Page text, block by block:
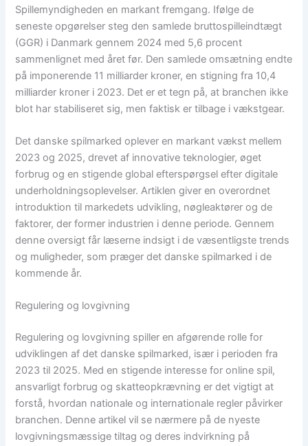
Spillemyndigheden en markant fremgang. Ifølge de
seneste opgørelser steg den samlede bruttospilleindtægt
(GGR) i Danmark gennem 2024 med 5,6 procent
sammenlignet med året før. Den samlede omsætning endte
på imponerende 11 milliarder kroner, en stigning fra 10,4
milliarder kroner i 2023. Det er et tegn på, at branchen ikke
blot har stabiliseret sig, men faktisk er tilbage i vækstgear.
Det danske spilmarked oplever en markant vækst mellem
2023 og 2025, drevet af innovative teknologier, øget
forbrug og en stigende global efterspørgsel efter digitale
underholdningsoplevelser. Artiklen giver en overordnet
introduktion til markedets udvikling, nøgleaktører og de
faktorer, der former industrien i denne periode. Gennem
denne oversigt får læserne indsigt i de væsentligste trends
og muligheder, som præger det danske spilmarked i de
kommende år.
Regulering og lovgivning
Regulering og lovgivning spiller en afgørende rolle for
udviklingen af det danske spilmarked, især i perioden fra
2023 til 2025. Med en stigende interesse for online spil,
ansvarligt forbrug og skatteopkrævning er det vigtigt at
forstå, hvordan nationale og internationale regler påvirker
branchen. Denne artikel vil se nærmere på de nyeste
lovgivningsmæssige tiltag og deres indvirkning på